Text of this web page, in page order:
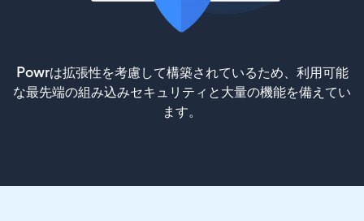
Powrは拡張性を考慮して構築されているため、利用可能
な最先端の組み込みセキュリティと大量の機能を備えてい
ます。